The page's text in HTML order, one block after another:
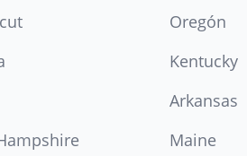
Oregón
Kentucky
Arkansas
Maine